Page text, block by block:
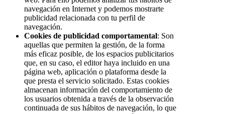
navegación en Internet y podemos mostrarte
publicidad relacionada con tu perfil de
navegación.
Cookies de publicidad comportamental: Son
aquellas que permiten la gestión, de la forma
más eficaz posible, de los espacios publicitarios
que, en su caso, el editor haya incluido en una
página web, aplicación o plataforma desde la
que presta el servicio solicitado. Estas cookies
almacenan información del comportamiento de
los usuarios obtenida a través de la observación
continuada de sus hábitos de navegación, lo que